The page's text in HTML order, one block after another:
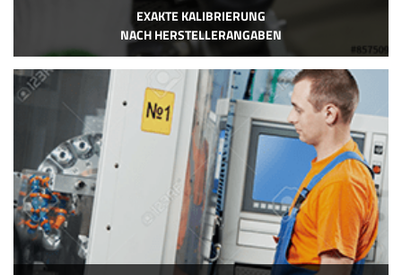
EXAKTE KALIBRIERUNG
NACH HERSTELLERANGABEN